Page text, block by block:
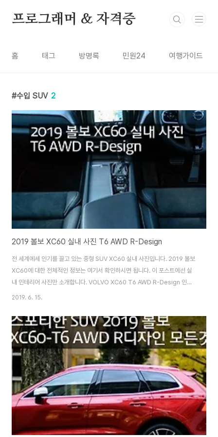
프로그래머 & 자격증
홈 태그 방명록 민원24 여행가이드
수입 SUV 2
2019 볼보 XC60 실내 사진 T6 AWD R-Design
전 세계에세 인기를 끌고 있는 중형 SUV XC60 실내 사진입니다. 2019 볼보
XC60에 대한 전체적인 정보는 여기서 확인하시면 됩니다. 이 포스트에선 실
내 인테리어 사진만 소개합니다. VOLVO XC60 T6 AWD R-Design 인테
리어 디자인은 다른 XC60 시리즈와 똑같습니다. 알루미늄 패널을 활용한 올
에는 패들시프트(수동 기어)가 붙어있습니다. 주행을 시작하면 12.3인치 풀 출
력 미터에는 주행 모드가 표시됩니다. 또한, 지도 화면도 표시할 수 있습니다.
빨간색으로 표시 색상을 바꿀 수도 있습니다. 9인치 터치스크린 센터 디스플레
이는 기본 탑재됩니다. HDD 내비게이션 시스템이나 12세그먼트 지상 디지털
TV을 다룰..
2019. 6. 15.